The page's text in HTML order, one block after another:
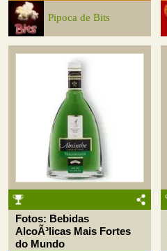
Pipoca de Bits
Fotos: Bebidas
AlcoÃ³licas Mais Fortes
do Mundo